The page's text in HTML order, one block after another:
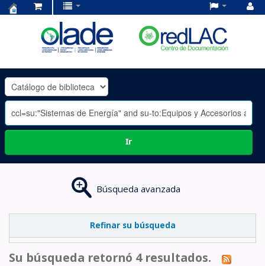
OLADE
-
Ir
Búsqueda avanzada
Refinar su búsqueda
Su búsqueda retornó 4 resultados.